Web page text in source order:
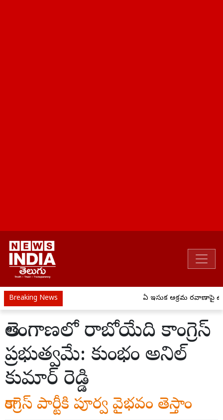
Breaking News ఏపీ ఇసుక అక్రమ రవాణాపై
తెలంగాణలో రాబోయేది కాంగ్రెస్
ప్రభుత్వమే: కుంభం అనిల్
కుమార్ రెడ్డి
కాంగ్రెస్ పార్టీకి పూర్వ వైభవం తెస్తాం